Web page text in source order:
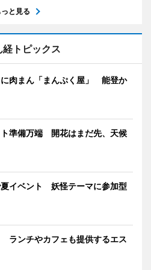
っと見る
経トピックス
肉まん「まんぷく屋」 能登か
準備万端 開花はまだ先、天候
イベント 妖怪テーマに参加型
ランチやカフェも提供するエス